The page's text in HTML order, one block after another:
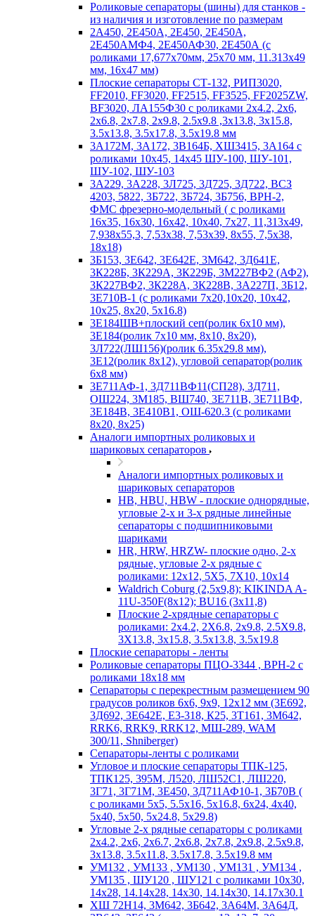
Роликовые сепараторы (шины) для станков -
из наличия и изготовление по размерам
2А450, 2Е450А, 2Е450, 2Е450А,
2Е450АМФ4, 2Е450АФ30, 2Е450А (с
роликами 17,677х70мм, 25х70 мм, 11.313х49
мм, 16х47 мм)
Плоские сепараторы СТ-132, РИП3020,
FF2010, FF3020, FF2515, FF3525, FF2025ZW,
BF3020, ЛА155Ф30 с роликами 2х4.2, 2х6,
2х6.8, 2х7.8, 2х9.8, 2.5х9.8 ,3х13.8, 3х15.8,
3.5х13.8, 3.5х17.8, 3.5х19.8 мм
3А172М, 3А172, 3В164Б, ХШ3415, 3А164 с
роликами 10х45, 14х45 ШУ-100, ШУ-101,
ШУ-102, ШУ-103
3А229, 3А228, 3Л725, 3Д725, 3Д722, ВСЗ
4203, 5822, 3Б722, 3Б724, 3Б756, ВРН-2,
ФМС фрезерно-модельный ( с роликами
16х35, 16х30, 16х42, 10х40, 7х27, 11,313х49,
7,938х55,3, 7,53х38, 7,53х39, 8х55, 7,5х38,
18х18)
3Б153, 3Е642, 3Е642Е, 3М642, 3Д641Е,
3К228Б, 3К229А, 3К229Б, 3М227ВФ2 (АФ2),
3К227ВФ2, 3К228А, 3К228В, 3А227П, 3Б12,
3Е710В-1 (с роликами 7х20,10х20, 10х42,
10х25, 8х20, 5х16.8)
3Е184ШВ+плоский сеп(ролик 6х10 мм),
3Е184(ролик 7х10 мм, 8х10, 8х20),
3Л722(ЛШ156)(ролик 6.35х29.8 мм),
3Е12(ролик 8х12), угловой сепаратор(ролик
6х8 мм)
3Е711АФ-1, 3Д711ВФ11(СП28), 3Д711,
ОШ224, 3М185, ВШ740, 3Е711В, 3Е711ВФ,
3Е184В, 3Е410В1, ОШ-620.3 (с роликами
8х20, 8х25)
Аналоги импортных роликовых и
шариковых сепараторов
Аналоги импортных роликовых и
шариковых сепараторов
HB, HBU, HBW - плоские однорядные,
угловые 2-х и 3-х рядные линейные
сепараторы с подшипниковыми
шариками
HR, HRW, HRZW- плоские одно, 2-х
рядные, угловые 2-х рядные с
роликами: 12х12, 5X5, 7X10, 10х14
Waldrich Coburg (2,5х9,8); KIKINDA A-
11U-350F(8х12); BU16 (3х11,8)
Плоские 2-хрядные сепараторы с
роликами: 2х4.2, 2X6.8, 2х9.8, 2.5X9.8,
3X13.8, 3х15.8, 3.5х13.8, 3.5х19.8
Плоские сепараторы - ленты
Роликовые сепараторы ПЦО-3344 , ВРН-2 с
роликами 18х18 мм
Сепараторы с перекрестным размещением 90
градусов роликов 6х6, 9х9, 12х12 мм (3Е692,
3Д692, 3Е642Е, Е3-318, К25, 3Т161, 3М642,
RRK6, RRK9, RRK12, МШ-289, WAM
300/11, Shniberger)
Сепараторы-ленты с роликами
Угловое и плоские сепараторы ТПК-125,
ТПК125, 395М, Л520, ЛШ52С1, ЛШ220,
3Г71, 3Г71М, 3Е450, 3Д711АФ10-1, 3Б70В (
с роликами 5х5, 5.5х16, 5х16.8, 6х24, 4х40,
5х40, 5х50, 5х24.8, 5х29.8)
Угловые 2-х рядные сепараторы с роликами
2х4.2, 2х6, 2х6.7, 2х6.8, 2х7.8, 2х9.8, 2.5х9.8,
3х13.8, 3.5х11.8, 3.5х17.8, 3.5х19.8 мм
УМ132 , УМ133 , УМ130 , УМ131 , УМ134 ,
УМ135 , ШУ120 , ШУ121 с роликами 10х30,
14х28, 14.14х28, 14х30, 14.14х30, 14.17х30.1
ХШ 72Н14, 3М642, 3Б642, 3А64М, 3А64Д,